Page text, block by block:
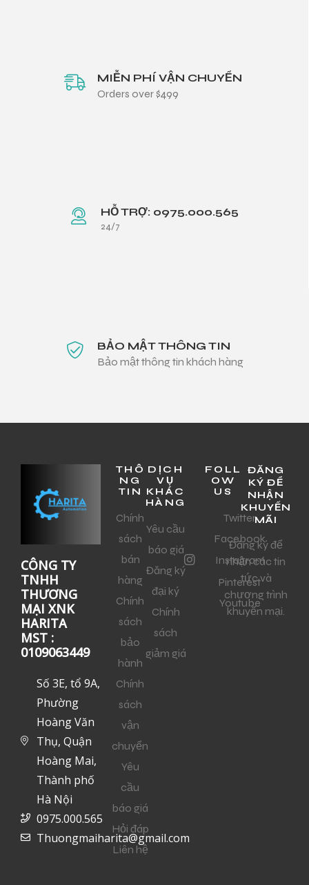
MIỄN PHÍ VẬN CHUYỂN
Orders over $499
HỖ TRỢ: 0975.000.565
24/7
BẢO MẬT THÔNG TIN
Bảo mật thông tin khách hàng
CÔNG TY
TNHH
THƯƠNG
MẠI XNK
HARITA
MST :
0109063449
Số 3E, tổ 9A,
Phường
Hoàng Văn
Thụ, Quận
Hoàng Mai,
Thành phố
Hà Nội
0975.000.565
Thuongmaiharita@gmail.com
THÔ
NG
TIN
Chính
sách
bán
hàng
Chính
sách
bảo
hành
Chính
sách
vận
chuyển
Yêu
cầu
báo giá
Hỏi đáp
Liên hệ
DỊCH
VỤ
KHÁC
HÀNG
Yêu cầu
báo giá
Đăng ký
đại ký
Chính
sách
giảm giá
FOLL
OW
US
Twitter
Facebook
Instagram
Pinterest
Youtube
ĐĂNG
KÝ ĐỂ
NHẬN
KHUYẾN
MÃI
Đăng ký để
nhận các tin
tức và
chương trình
khuyến mại.